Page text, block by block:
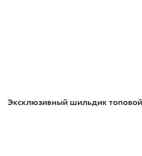
Эксклюзивный шильдик